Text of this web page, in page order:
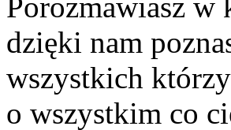
Porozmawiasz
dzięki nam
wszystkich
o wszystkim co